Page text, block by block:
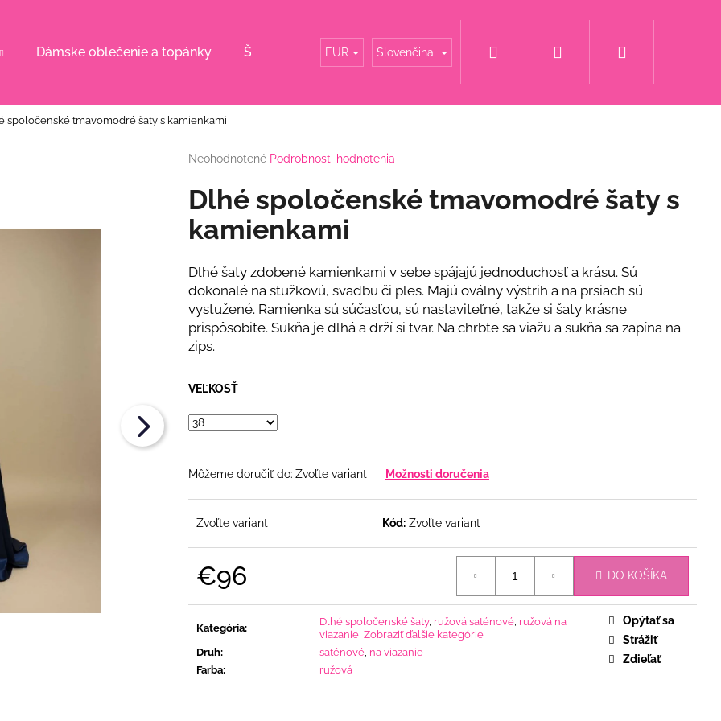
Dámske oblečenie a topánky Šaty pre svadobné mamy Šaty za super cenu Svadobné šaty
EUR Slovenčina Prihlásenie
spoločenské tmavomodré šaty s kamienkami
Priemerné
produktu
je
0,0
z
hviezdičiek.
Neohodnotené Podrobnosti hodnotenia
Dlhé spoločenské tmavomodré šaty s
kamienkami
Dlhé šaty zdobené kamienkami v sebe spájajú jednoduchosť a krásu. Sú
dokonalé na stužkovú, svadbu či ples. Majú oválny výstrih a na prsiach sú
vystužené. Ramienka sú súčasťou, sú nastaviteľné, takže si šaty krásne
prispôsobite. Sukňa je dlhá a drží si tvar. Na chrbte sa viažu a sukňa sa zapína na
zips.
VEĽKOSŤ
Môžeme doručiť do: Zvoľte variant Možnosti doručenia
Zvoľte variant Kód: Zvoľte variant
€96 DO KOŠÍKA
Kategória:
Dlhé spoločenské šaty, ružová saténové ružová na
viazanie Zobraziť ďalšie kategórie
Druh: saténové na viazanie
Farba: ružová
Opýtať sa
Strážiť
Zdieľať
KOMPLET S KVETINOU